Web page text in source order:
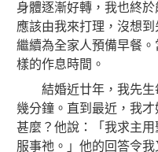
身體逐漸好轉，我也終
應該由我來打理，沒想
繼續為全家人預備早餐
樣的作息時間。
結婚近廿年，我先生
幾分鐘。直到最近，我
甚麼？他說：「我求主
服事祂。」他的回答令